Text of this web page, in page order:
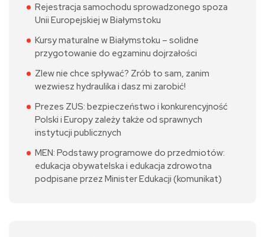
Rejestracja samochodu sprowadzonego spoza
Unii Europejskiej w Białymstoku
Kursy maturalne w Białymstoku – solidne
przygotowanie do egzaminu dojrzałości
Zlew nie chce spływać? Zrób to sam, zanim
wezwiesz hydraulika i dasz mi zarobić!
Prezes ZUS: bezpieczeństwo i konkurencyjność
Polski i Europy zależy także od sprawnych
instytucji publicznych
MEN: Podstawy programowe do przedmiotów:
edukacja obywatelska i edukacja zdrowotna
podpisane przez Minister Edukacji (komunikat)